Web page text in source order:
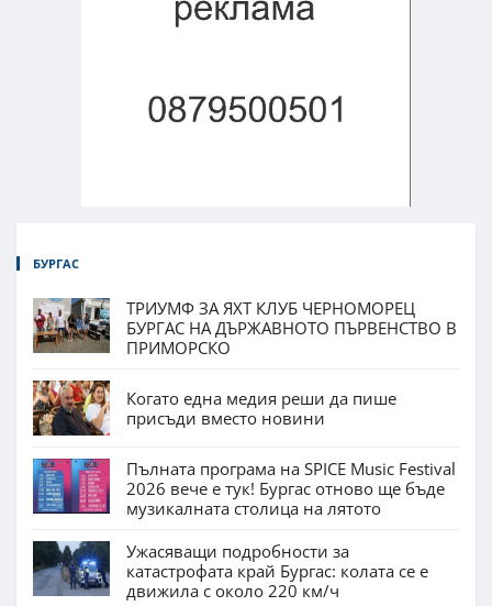
БУРГАС
ТРИУМФ ЗА ЯХТ КЛУБ ЧЕРНОМОРЕЦ
БУРГАС НА ДЪРЖАВНОТО ПЪРВЕНСТВО В
ПРИМОРСКО
Когато една медия реши да пише
присъди вместо новини
Пълната програма на SPICE Music Festival
2026 вече е тук! Бургас отново ще бъде
музикалната столица на лятото
Ужасяващи подробности за
катастрофата край Бургас: колата се е
движила с около 220 км/ч